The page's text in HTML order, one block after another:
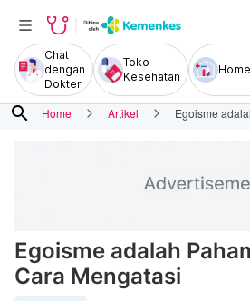
Chat
dengan
Dokter
Toko
Kesehatan
search Home Artikel Egoisme
Egoisme adalah
Cara Mengatasi